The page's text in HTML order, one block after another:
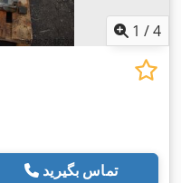
1 /4
تماس بگیرید